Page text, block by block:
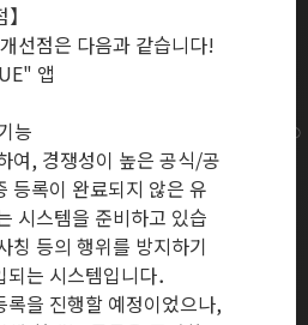
선점은 다음과 같습니다!
앱
능
여, 경쟁성이 높은 공식/공
등록이 완료되지 않은 유
시스템을 준비하고 있습
칭 등의 행위를 방지하기
는 시스템입니다．
록을 진행할 예정이었으나,